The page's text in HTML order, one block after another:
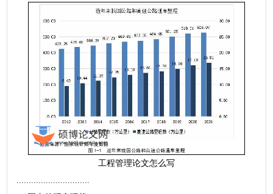
工程管理论文怎么写
..............................